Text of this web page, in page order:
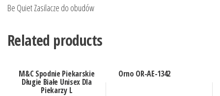
Be Quiet Zasilacze do obudów
Related products
M&C Spodnie Piekarskie
Długie Białe Unisex Dla
Piekarzy L
Orno OR-AE-1342